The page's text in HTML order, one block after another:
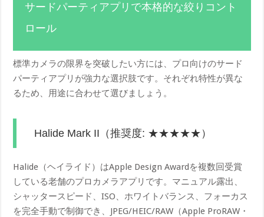
サードパーティアプリで本格的な絞りコント
ロール
標準カメラの限界を突破したい方には、プロ向けのサード
パーティアプリが強力な選択肢です。それぞれ特性が異な
るため、用途に合わせて選びましょう。
Halide Mark II（推奨度: ★★★★★）
Halide（ヘイライド）はApple Design Awardを複数回受賞
している老舗のプロカメラアプリです。マニュアル露出、
シャッタースピード、ISO、ホワイトバランス、フォーカス
を完全手動で制御でき、JPEG/HEIC/RAW（Apple ProRAW・